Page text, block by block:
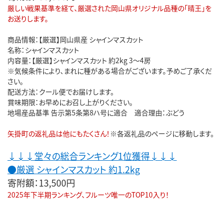
厳しい戦果基準を経て、厳選された岡山県オリジナル品種の「晴王」を
お送りします。
商品情報：【厳選】岡山県産 シャインマスカット
名称：シャインマスカット
内容量：【厳選】シャインマスカット 約2kg 3～4房
※気候条件により、まれに種がある場合がございます。予めご了承くだ
さい。
配送方法：クール便でお届けします。
賞味期限：お早めにお召し上がりください。
地場産品基準 告示第5条第8ハ号に適合 適合理由：ぶどう
矢掛町の返礼品は他にもたくさん！ ※各返礼品のページに移動します。
↓↓↓堂々の総合ランキング1位獲得↓↓↓
●厳選 シャインマスカット 約1.2kg
寄附額：13,500円
2025年下半期ランキング、フルーツ唯一のTOP10入り！